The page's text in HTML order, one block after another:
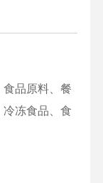
品原料、餐
冻食品、食